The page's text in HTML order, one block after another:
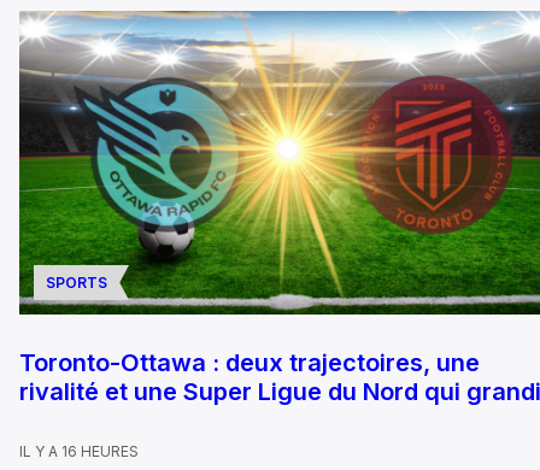
SPORTS
Toronto-Ottawa : deux trajectoires, une
rivalité et une Super Ligue du Nord qui
IL Y A 16 HEURES